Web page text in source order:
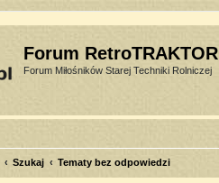
Forum RetroTRAKTOR
Forum Miłośników Starej Techniki Rolniczej
Szukaj Tematy bez odpowiedzi